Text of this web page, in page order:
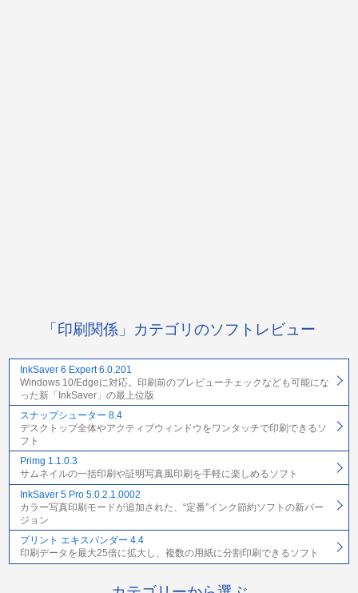
「印刷関係」カテゴリのソフトレビュー
InkSaver 6 Expert 6.0.201
Windows 10/Edgeに対応。印刷前のプレビューチェックなども可能にな
った新「InkSaver」の最上位版
スナップシューター 8.4
デスクトップ全体やアクティブウィンドウをワンタッチで印刷できるソ
フト
Primg 1.1.0.3
サムネイルの一括印刷や証明写真風印刷を手軽に楽しめるソフト
InkSaver 5 Pro 5.0.2.1.0002
カラー写真印刷モードが追加された、“定番”インク節約ソフトの新バー
ジョン
プリント エキスパンダー 4.4
印刷データを最大25倍に拡大し、複数の用紙に分割印刷できるソフト